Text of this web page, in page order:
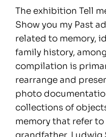
The exhibition Tell
Show you my Past
related to memory,
family history,
compilation is
rearrange and
photo
collections of
memory that refer